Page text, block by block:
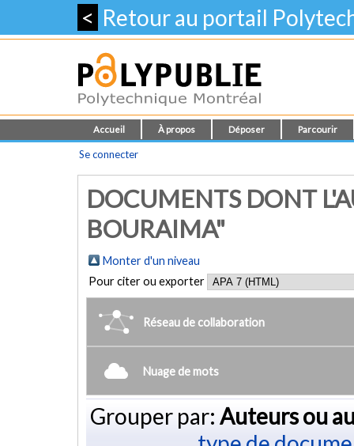
< Retour au portail
Accueil À propos Déposer Parcourir
Se connecter
DOCUMENTS DONT
BOURAIMA"
Monter d'un niveau
Pour citer ou exporter
Réseau de collaboration
Nuage de mots
Grouper par: Auteurs ou